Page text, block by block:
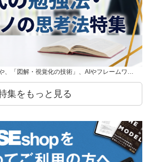
、「図解・視覚化の技術」、AIやフレームワ…
集をもっと見る